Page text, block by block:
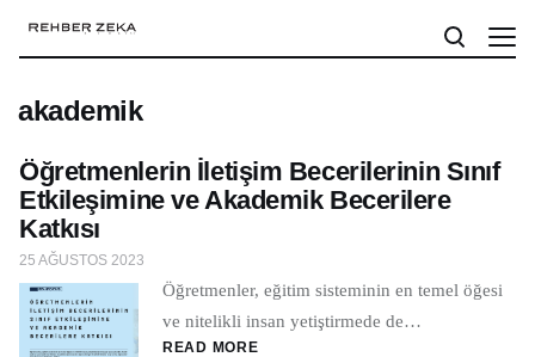
akademik
Öğretmenlerin İletişim Becerilerinin Sınıf
Etkileşimine ve Akademik Becerilere
Katkısı
25 AĞUSTOS 2023
Öğretmenler, eğitim sisteminin en temel öğesi
ve nitelikli insan yetiştirmede de…
READ MORE